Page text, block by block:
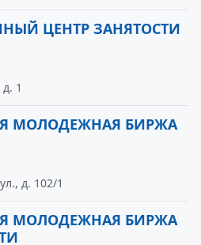
ЦЕНТР ЗАНЯТОСТИ
1
МОЛОДЕЖНАЯ БИРЖА
д. 102/1
МОЛОДЕЖНАЯ БИРЖА